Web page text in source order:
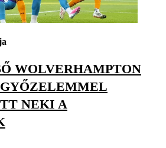
WOLVERHAMPTON
NEKI A